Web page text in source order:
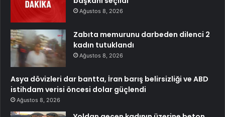
Ağustos 8, 2026
Zabıta memurunu darbeden dilenci 2
kadın tutuklandı
Ağustos 8, 2026
Asya dövizleri dar bantta, İran barış belirsizliği ve ABD
istihdam verisi öncesi dolar güçlendi
Ağustos 8, 2026